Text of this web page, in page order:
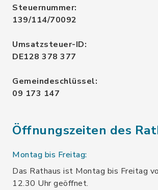
Steuernummer:
139/114/70092
Umsatzsteuer-ID:
DE128 378 377
Gemeindeschlüssel:
09 173 147
Öffnungszeiten des
Montag bis Freitag:
Das Rathaus ist Montag bis Freitag
12.30 Uhr geöffnet.